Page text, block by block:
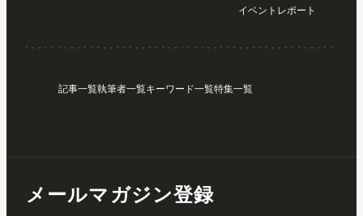
イベントレポート
記事一覧執筆者一覧キーワード一覧特集一覧
メールマガジン登録